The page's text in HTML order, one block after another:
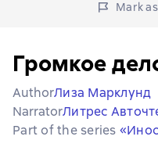
Mark
Громкое
AuthorЛиза Марклунд
NarratorЛитрес
Part of the series